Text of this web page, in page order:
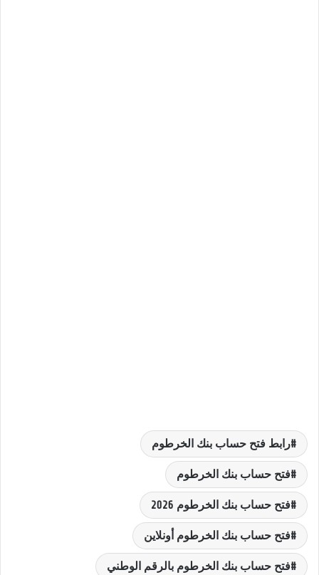
رابط فتح حساب بنك الخرطوم
فتح حساب بنك الخرطوم
فتح حساب بنك الخرطوم 2026
فتح حساب بنك الخرطوم أونلاين
فتح حساب بنك الخرطوم بالرقم الوطني